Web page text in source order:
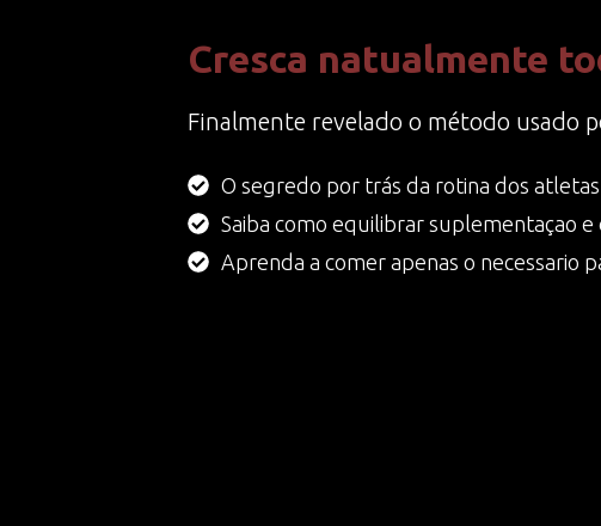
Cresca natualmente
Finalmente revelado o método usado
O segredo por trás da rotina dos
Saiba como equilibrar suplementaçao
Aprenda a comer apenas o necessario